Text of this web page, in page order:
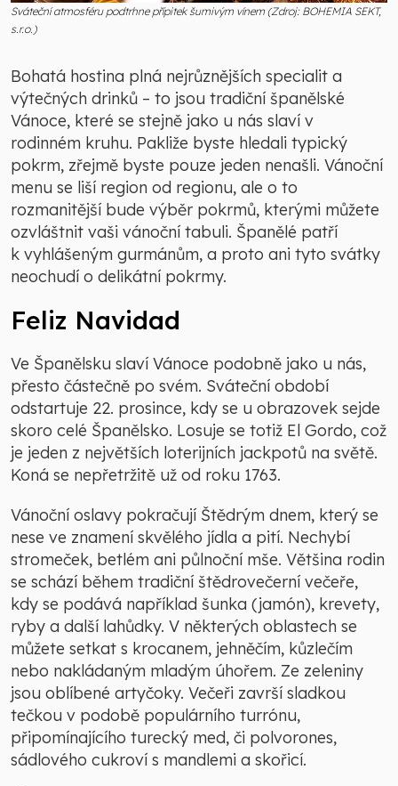
Sváteční atmosféru podtrhne přípitek šumivým vínem (Zdroj: BOHEMIA SEKT,
s.r.o.)
Bohatá hostina plná nejrůznějších specialit a
výtečných drinků – to jsou tradiční španělské
Vánoce, které se stejně jako u nás slaví v
rodinném kruhu. Pakliže byste hledali typický
pokrm, zřejmě byste pouze jeden nenašli. Vánoční
menu se liší region od regionu, ale o to
rozmanitější bude výběr pokrmů, kterými můžete
ozvláštnit vaši vánoční tabuli. Španělé patří
k vyhlášeným gurmánům, a proto ani tyto svátky
neochudí o delikátní pokrmy.
Feliz Navidad
Ve Španělsku slaví Vánoce podobně jako u nás,
přesto částečně po svém. Sváteční období
odstartuje 22. prosince, kdy se u obrazovek sejde
skoro celé Španělsko. Losuje se totiž El Gordo, což
je jeden z největších loterijních jackpotů na světě.
Koná se nepřetržitě už od roku 1763.
Vánoční oslavy pokračují Štědrým dnem, který se
nese ve znamení skvělého jídla a pití. Nechybí
stromeček, betlém ani půlnoční mše. Většina rodin
se schází během tradiční štědrovečerní večeře,
kdy se podává například šunka (jamón), krevety,
ryby a další lahůdky. V některých oblastech se
můžete setkat s krocanem, jehněčím, kůzlečím
nebo nakládaným mladým úhořem. Ze zeleniny
jsou oblíbené artyčoky. Večeři završí sladkou
tečkou v podobě populárního turrónu,
připomínajícího turecký med, či polvorones,
sádlového cukroví s mandlemi a skořicí.